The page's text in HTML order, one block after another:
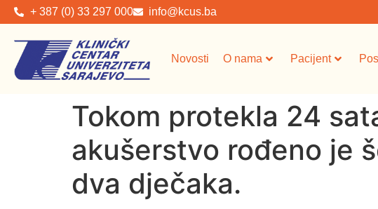
+ 387 (0) 33 297 000 info@kcus.ba
Novosti O nama Pacijent
Tokom protekla 24
akušerstvo rođeno je
dva dječaka.